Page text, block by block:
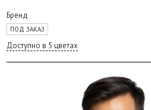
Бренд
ПОД ЗАКАЗ
Доступно в 5 цветах